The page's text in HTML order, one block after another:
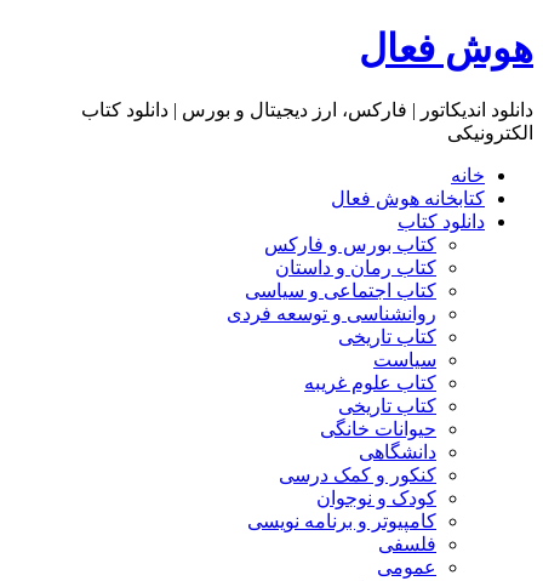
هوش فعال
دانلود اندیکاتور | فارکس، ارز دیجیتال و بورس | دانلود کتاب
الکترونیکی
خانه
کتابخانه هوش فعال
دانلود کتاب
کتاب بورس و فارکس
کتاب رمان و داستان
کتاب اجتماعی و سیاسی
روانشناسی و توسعه فردی
کتاب تاریخی
سیاست
کتاب علوم غریبه
کتاب تاریخی
حیوانات خانگی
دانشگاهی
کنکور و کمک‌ درسی
کودک و نوجوان
کامپیوتر و برنامه نویسی
فلسفی
عمومی